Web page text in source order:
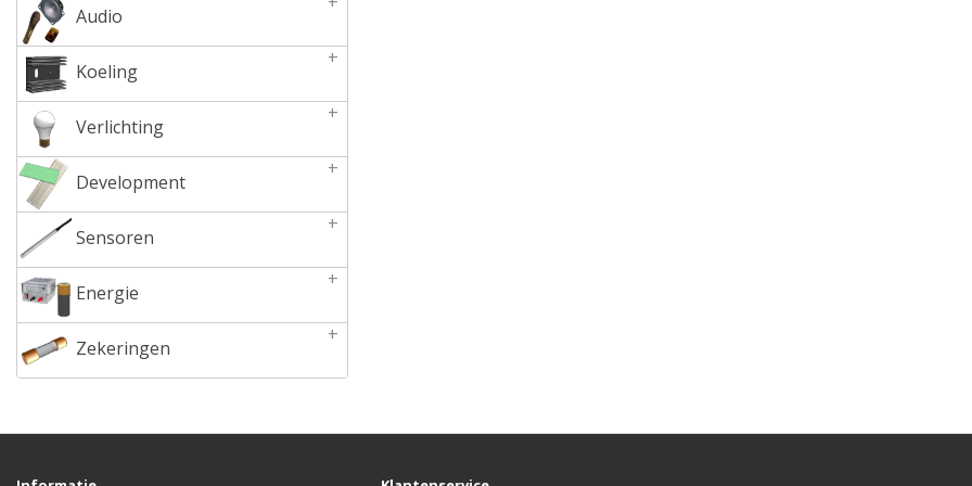
Audio
Koeling
+
Verlichting
+
Development
+
Sensoren
+
Energie
+
Zekeringen
+